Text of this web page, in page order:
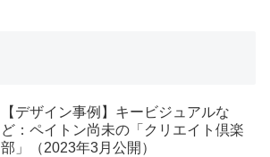
【デザイン事例】キービジュアルな
ど：ペイトン尚未の「クリエイト倶楽
部」（2023年3月公開）